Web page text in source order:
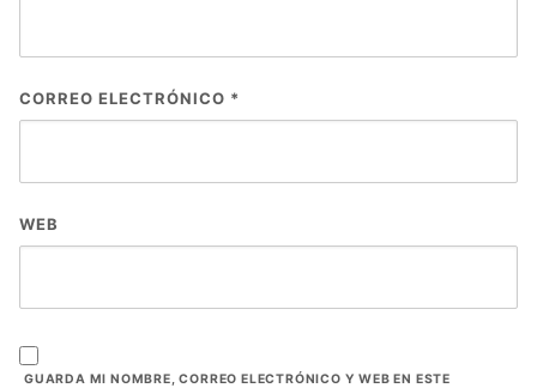
CORREO ELECTRÓNICO *
WEB
GUARDA MI NOMBRE, CORREO ELECTRÓNICO Y WEB EN ESTE